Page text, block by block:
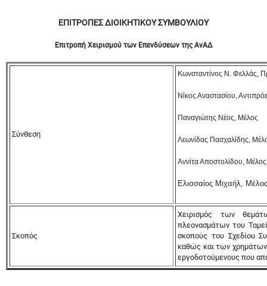
ΕΠΙΤΡΟΠΕΣ ΔΙΟΙΚΗΤΙΚΟΥ ΣΥΜΒΟΥΛΙΟΥ
Επιτροπή Χειρισμού των Επενδύσεων της ΑνΑΔ
Σύνθεση
Κωνσταντίνος Ν. Φελλάς,
Νίκος Αναστασίου,
Παναγιώτης Νέος, Μέλος
Λεωνίδας Πασχαλίδης,
Αννίτα Αποστολίδου, Μέλος
Ελισσαίος Μιχαήλ, Μέλος
Σκοπός
Χειρισμός των
πλεονασμάτων του
σκοπούς του Σχεδίου
καθώς και των χρημάτων
εργοδοτούμενους που